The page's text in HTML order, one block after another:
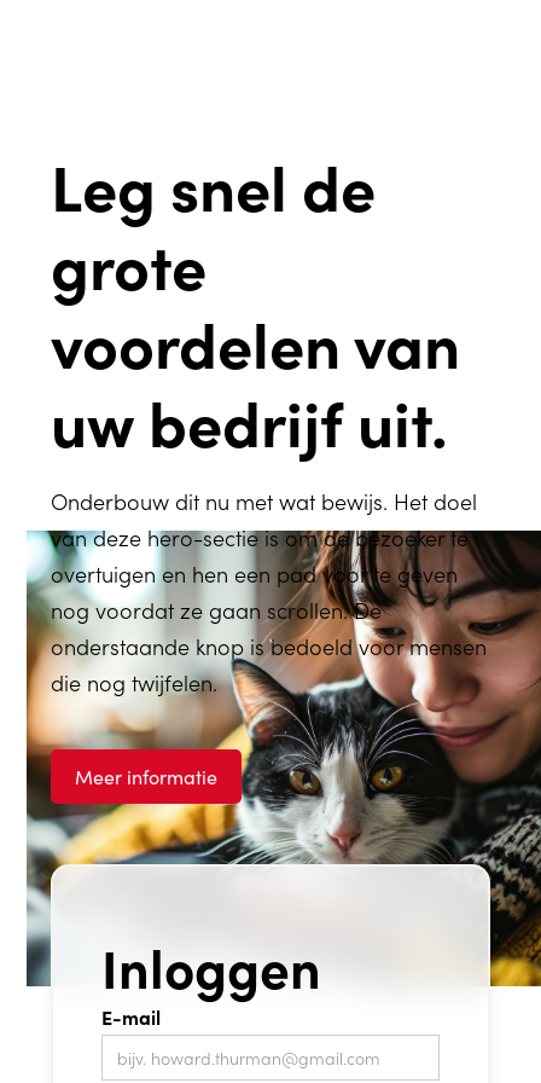
Leg snel de
grote
voordelen van
uw bedrijf uit.
Onderbouw dit nu met wat bewijs. Het doel
van deze hero-sectie is om de bezoeker te
overtuigen en hen een pad voor te geven
nog voordat ze gaan scrollen. De
onderstaande knop is bedoeld voor mensen
die nog twijfelen.
Meer informatie
Inloggen
E-mail